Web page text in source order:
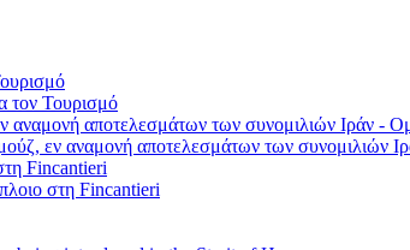
τον Τουρισμό
εν αναμονή αποτελεσμάτων των συνομιλιών
στη Fincantieri